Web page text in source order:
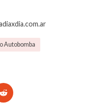
Autobomba